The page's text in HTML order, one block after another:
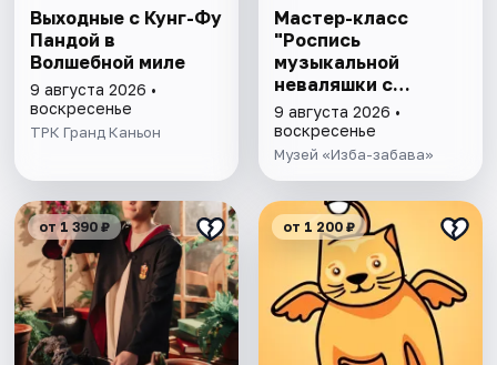
Выходные с Кунг-Фу
Пандой в
Волшебной миле
9 августа 2026 •
воскресенье
ТРК Гранд Каньон
Мастер-класс
"Роспись
музыкальной
неваляшки с
чаепитием"
9 августа 2026 •
воскресенье
Музей «Изба-забава»
от 1 390 ₽ от 1 200 ₽